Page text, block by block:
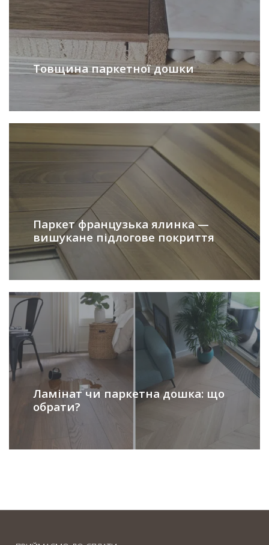
Товщина паркетної дошки
Паркет французька ялинка —
вишукане підлогове покриття
Ламінат чи паркетна дошка: що
обрати?